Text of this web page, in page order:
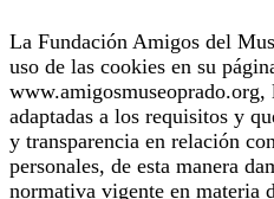
La Fundación Amigos del
uso de las cookies en su
www.amigosmuseoprado.org,
adaptadas a los requisitos y
y transparencia en relación
personales, de esta manera
normativa vigente en materia